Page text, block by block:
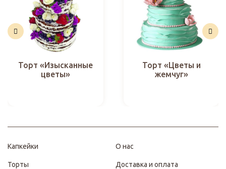
Торт «Изысканные
цветы»
Торт «Цветы и
жемчуг»
Капкейки
Торты
О нас
Доставка и оплата